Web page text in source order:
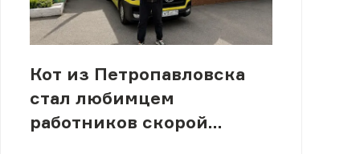
Кот из Петропавловска
стал любимцем
работников скорой